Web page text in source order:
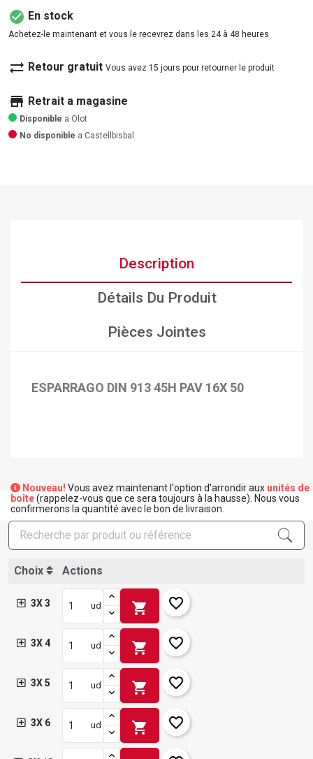
check_circle En stock
Achetez-le maintenant et vous le recevrez dans les 24 à 48 heures
sync_alt Retour gratuit Vous avez 15 jours pour retourner le produit
store Retrait a magasine
Disponible a Olot
No disponible a Castellbisbal
Description
Détails Du Produit
Pièces Jointes
ESPARRAGO DIN 913 45H PAV 16X 50
Nouveau! Vous avez maintenant l'option d'arrondir aux unités de
boîte(rappelez-vous que ce sera toujours à la hausse). Nous vous
confirmerons la quantité avec le bon de livraison.
Choix Actions
3X 3 ud shopping_cart favorite_border
3X 4 ud shopping_cart favorite_border
3X 5 ud shopping_cart favorite_border
3X 6 ud shopping_cart favorite_border